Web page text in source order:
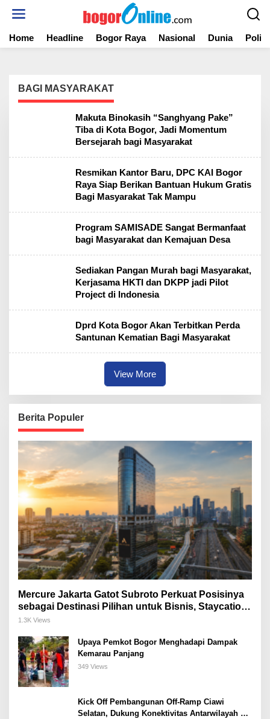
t
Home Headline Bogor Raya Nasional Dunia
BAGI MASYARAKAT
Makuta Binokasih “Sanghyang Pake”
Tiba di Kota Bogor, Jadi Momentum
Bersejarah bagi Masyarakat
Resmikan Kantor Baru, DPC KAI Bogor
Raya Siap Berikan Bantuan Hukum Gratis
Bagi Masyarakat Tak Mampu
Program SAMISADE Sangat Bermanfaat
bagi Masyarakat dan Kemajuan Desa
Sediakan Pangan Murah bagi Masyarakat,
Kerjasama HKTI dan DKPP jadi Pilot
Project di Indonesia
Dprd Kota Bogor Akan Terbitkan Perda
Santunan Kematian Bagi Masyarakat
View More
Berita Populer
Mercure Jakarta Gatot Subroto Perkuat Posisinya
sebagai Destinasi Pilihan untuk Bisnis, Staycation,
Meeting, dan Kuliner di Jakarta Selatan
1.3K Views
Upaya Pemkot Bogor Menghadapi Dampak
Kemarau Panjang
349 Views
Kick Off Pembangunan Off-Ramp Ciawi
Selatan, Dukung Konektivitas Antarwilayah di